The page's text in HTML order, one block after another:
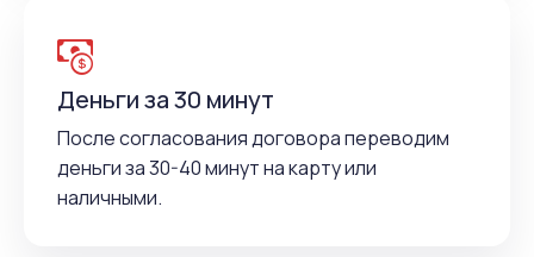
Деньги за 30 минут
После согласования договора переводим
деньги за 30-40 минут на карту или
наличными.